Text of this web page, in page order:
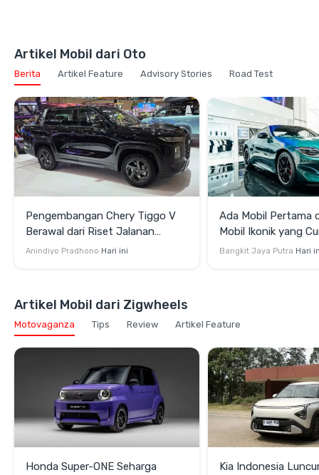
Artikel Mobil dari Oto
Berita Artikel Feature Advisory Stories Road Test
Pengembangan Chery Tiggo V
Berawal dari Riset Jalanan
Indonesia
Anindiyo Pradhono Hari ini
Ada Mobil Pertama
Mobil Ikonik yang
di GIIAS 2026
Bangkit Jaya Putra Hari
Artikel Mobil dari Zigwheels
Motovaganza Tips Review Artikel Feature
Honda Super-ONE Seharga Kia Indonesia